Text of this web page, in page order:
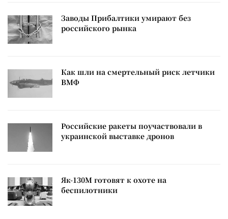
Заводы Прибалтики умирают без
российского рынка
Как шли на смертельный риск летчики
ВМФ
Российские ракеты поучаствовали в
украинской выставке дронов
Як-130М готовят к охоте на
беспилотники